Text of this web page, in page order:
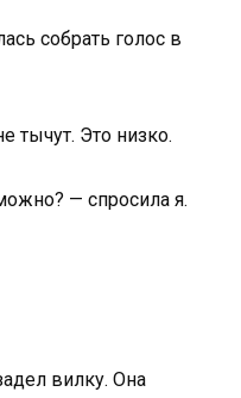
собрать голос в
тычут. Это низко.
— спросила я.
вилку. Она